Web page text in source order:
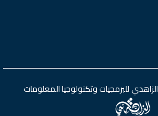
الزاهدي للبرمجيات وتكنولوجيا المعلومات